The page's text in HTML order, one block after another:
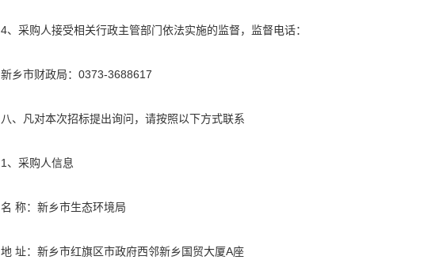
4、采购人接受相关行政主管部门依法实施的监督，监督电话：
新乡市财政局：0373-3688617
八、凡对本次招标提出询问，请按照以下方式联系
1、采购人信息
名 称：新乡市生态环境局
地 址：新乡市红旗区市政府西邻新乡国贸大厦A座